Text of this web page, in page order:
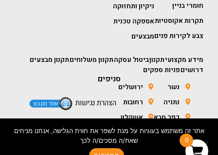
חומרי בניין
תקרות אקוסטיות
צבע לקירות פנים
ניקיון ותחזוקה
אספקה טכנית
מבצעים
מידע מקצועיתקנוןביטול עסקהתקנון משלוחיםתקנון מבצעים
דרושיםפניות ספקים
סניפים
נשר
נתניה
כפר סבא
חולון
ירושלים
רחובות
אשקלון
באר שבע
הצהרת נגישות
0
אתר זה משתמש בעוגיות על מנת לשפר את חווית הגלישה, אנחנו מניחים
שאת/ה מסכים/ה לכך